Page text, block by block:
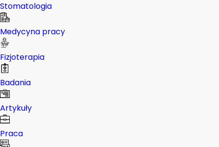
Stomatologia
Medycyna pracy
Fizjoterapia
Badania
Artykuły
Praca